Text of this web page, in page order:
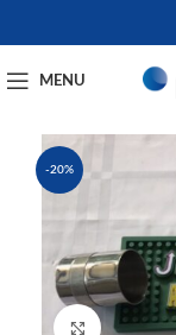
MENU
-20%
Click to